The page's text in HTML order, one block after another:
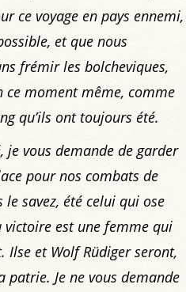
ce voyage en pays ennemi,
et que nous
frémir les bolcheviques,
moment même, comme
qu’ils ont toujours été.
je vous demande de garder
pour nos combats de
le savez, été celui qui ose
victoire est une femme qui
Ilse et Wolf Rüdiger seront,
patrie. Je ne vous demande